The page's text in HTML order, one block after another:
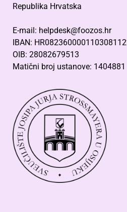
Republika Hrvatska
E-mail: helpdesk@foozos.hr
IBAN:
OIB: 28082679513
Matični broj ustanove: 1404881